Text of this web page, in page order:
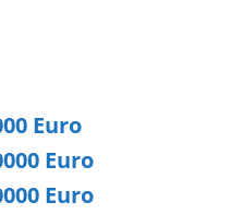
Euro
Euro
Euro